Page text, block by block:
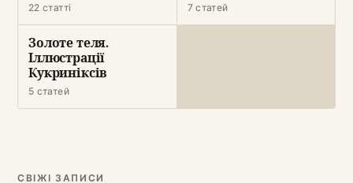
22 статті 7 статей
Золоте теля.
Іллюстрації
Кукриніксів
5 статей
СВІЖІ ЗАПИСИ